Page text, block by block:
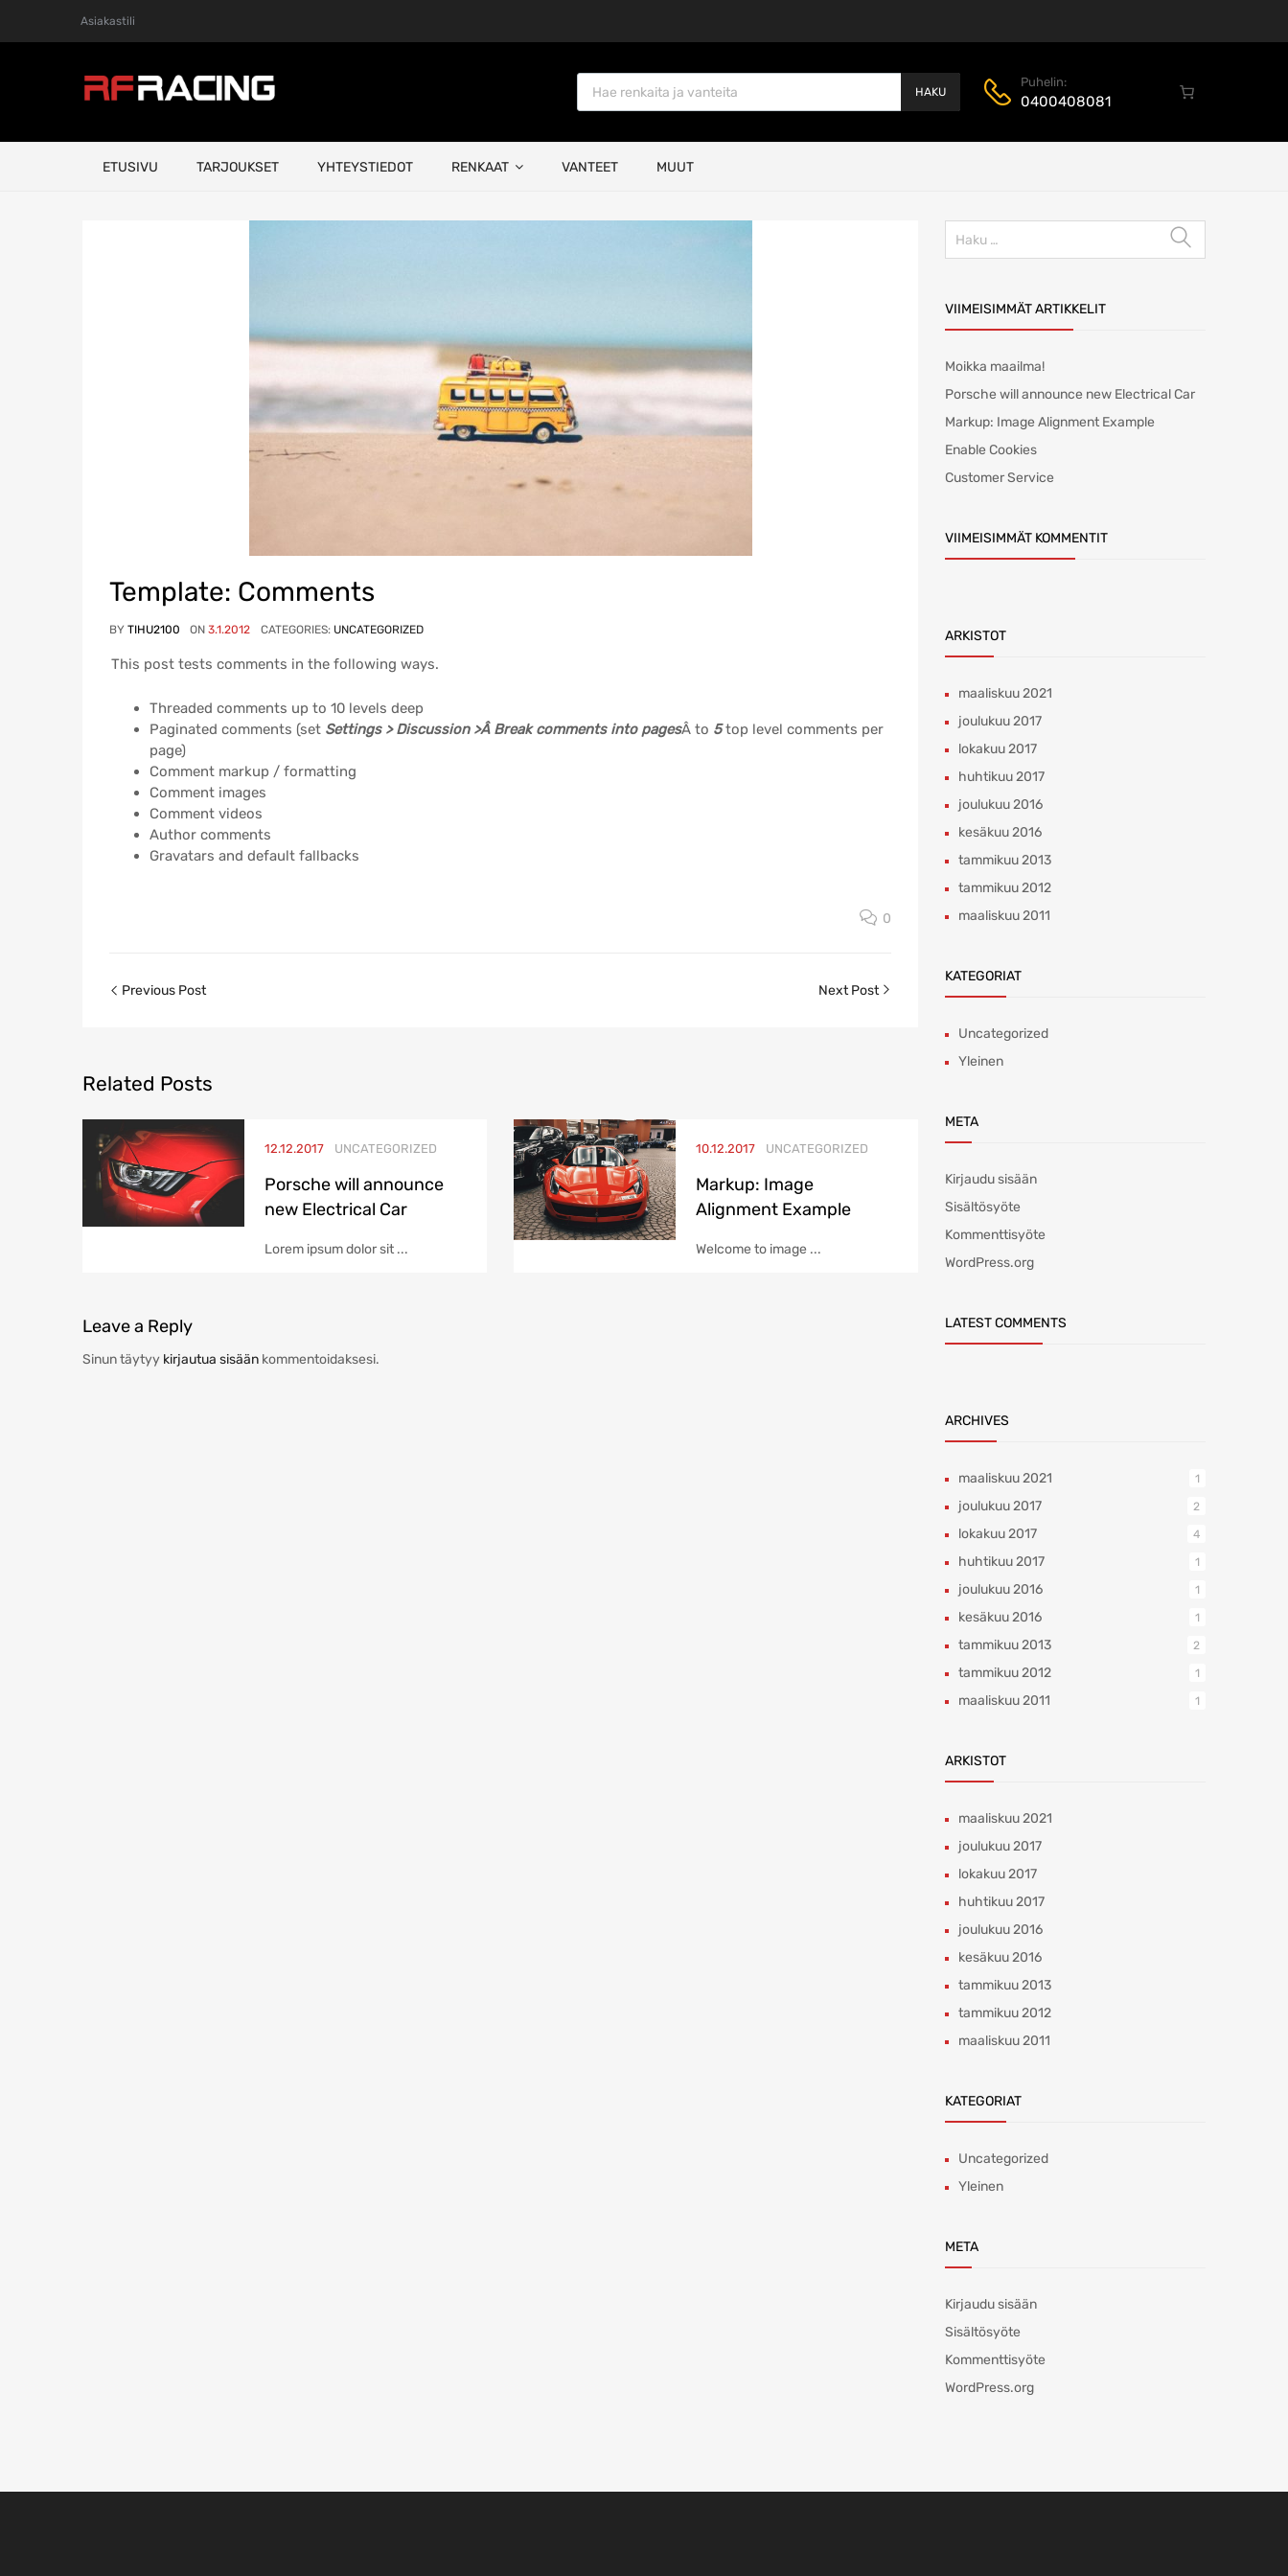
Asiakastili
Products search
HAKU
Puhelin:
0400408081
ETUSIVU TARJOUKSET YHTEYSTIEDOT RENKAAT VANTEET MUUT
Template: Comments
BY TIHU2100 ON 3.1.2012 CATEGORIES: UNCATEGORIZED
This post tests comments in the following ways.
Threaded comments up to 10 levels deep
Paginated comments (set Settings > Discussion >Â Break comments into pagesÂ to 5top level comments per
page)
Comment markup / formatting
Comment images
Comment videos
Author comments
Gravatars and default fallbacks
0
Previous Post Next Post
Related Posts
12.12.2017 UNCATEGORIZED
Porsche will announce
new Electrical Car
Lorem ipsum dolor sit ...
10.12.2017 UNCATEGORIZED
Markup: Image
Alignment Example
Welcome to image ...
Leavea Reply
Sinun täytyy kirjautua sisään kommentoidaksesi.
VIIMEISIMMÄT ARTIKKELIT
Moikka maailma!
Porsche will announce new Electrical Car
Markup: Image Alignment Example
Enable Cookies
Customer Service
VIIMEISIMMÄT KOMMENTIT
ARKISTOT
maaliskuu 2021
joulukuu 2017
lokakuu 2017
huhtikuu 2017
joulukuu 2016
kesäkuu 2016
tammikuu 2013
tammikuu 2012
maaliskuu 2011
KATEGORIAT
Uncategorized
Yleinen
META
Kirjaudu sisään
Sisältösyöte
Kommenttisyöte
WordPress.org
LATEST COMMENTS
ARCHIVES
maaliskuu 2021 1
joulukuu 2017 2
lokakuu 2017 4
huhtikuu 2017 1
joulukuu 2016 1
kesäkuu 2016 1
tammikuu 2013 2
tammikuu 2012 1
maaliskuu 2011 1
ARKISTOT
maaliskuu 2021
joulukuu 2017
lokakuu 2017
huhtikuu 2017
joulukuu 2016
kesäkuu 2016
tammikuu 2013
tammikuu 2012
maaliskuu 2011
KATEGORIAT
Uncategorized
Yleinen
META
Kirjaudu sisään
Sisältösyöte
Kommenttisyöte
WordPress.org